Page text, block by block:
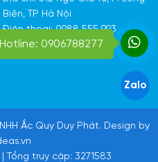
Biên, TP Hà Nội
Điện thoại: 0988 555 993
Ắc Quy Duy Phát. Design by
Tổng truy cập: 3271583
Hotline: 0906788277
Zalo